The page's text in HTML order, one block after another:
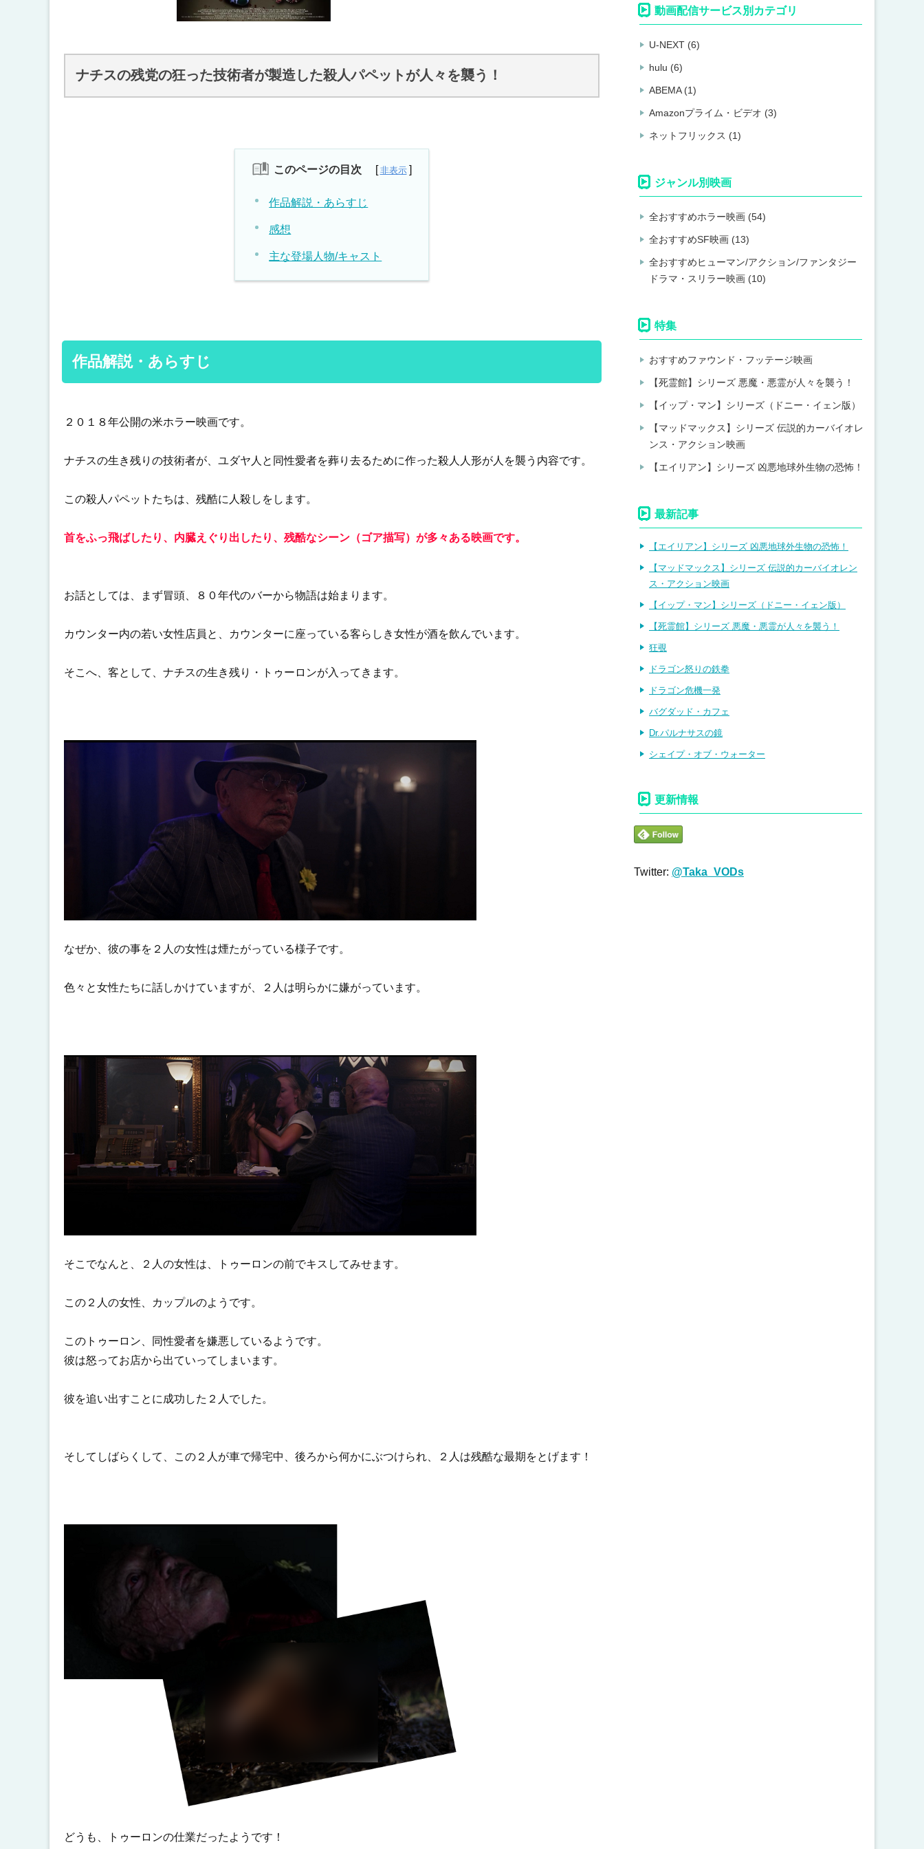
ナチスの残党の狂った技術者が製造した殺人パペットが人々を襲う！
このページの目次
作品解説・あらすじ
感想
主な登場人物/キャスト
作品解説・あらすじ
２０１８年公開の米ホラー映画です。
ナチスの生き残りの技術者が、ユダヤ人と同性愛者を葬り去るために作った殺人人形が人を襲う内容です。
この殺人パペットたちは、残酷に人殺しをします。
首をふっ飛ばしたり、内臓えぐり出したり、残酷なシーン（ゴア描写）が多々ある映画です。
お話としては、まず冒頭、８０年代のバーから物語は始まります。
カウンター内の若い女性店員と、カウンターに座っている客らしき女性が酒を飲んでいます。
そこへ、客として、ナチスの生き残り・トゥーロンが入ってきます。
なぜか、彼の事を２人の女性は煙たがっている様子です。
色々と女性たちに話しかけていますが、２人は明らかに嫌がっています。
そこでなんと、２人の女性は、トゥーロンの前でキスしてみせます。
この２人の女性、カップルのようです。
このトゥーロン、同性愛者を嫌悪しているようです。
彼は怒ってお店から出ていってしまいます。
彼を追い出すことに成功した２人でした。
そしてしばらくして、この２人が車で帰宅中、後ろから何かにぶつけられ、２人は残酷な最期をとげます！
どうも、トゥーロンの仕業だったようです！
動画配信サービス別カテゴリ
U-NEXT (6)
hulu (6)
ABEMA (1)
Amazonプライム・ビデオ (3)
ネットフリックス (1)
ジャンル別映画
全おすすめホラー映画 (54)
全おすすめSF映画 (13)
全おすすめヒューマン/アクション/ファンタジー
ドラマ・スリラー映画 (10)
特集
おすすめファウンド・フッテージ映画
【死霊館】シリーズ 悪魔・悪霊が人々を襲う！
【イップ・マン】シリーズ（ドニー・イェン版）
【マッドマックス】シリーズ 伝説的カーバイオレ
ンス・アクション映画
【エイリアン】シリーズ 凶悪地球外生物の恐怖！
最新記事
【エイリアン】シリーズ 凶悪地球外生物の恐怖！
【マッドマックス】シリーズ 伝説的カーバイオレン
ス・アクション映画
【イップ・マン】シリーズ（ドニー・イェン版）
【死霊館】シリーズ 悪魔・悪霊が人々を襲う！
狂覗
ドラゴン怒りの鉄拳
ドラゴン危機一発
バグダッド・カフェ
Dr.パルナサスの鏡
シェイプ・オブ・ウォーター
更新情報
Twitter: @Taka_VODs